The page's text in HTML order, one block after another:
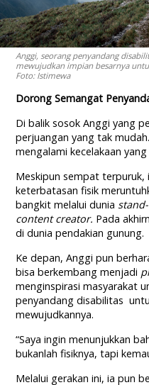
Anggi, seorang penyandang
mewujudkan impian besarnya
Foto: Istimewa
Dorong Semangat
Di balik sosok Anggi yang
perjuangan yang tak
mengalami kecelakaan
Meskipun sempat terpuruk,
keterbatasan fisik
bangkit melalui dunia
content creator. Pada
di dunia pendakian gunung.
Ke depan, Anggi pun
bisa berkembang menjadi
menginspirasi masyarakat
penyandang disabilitas
mewujudkannya.
“Saya ingin menunjukkan
bukanlah fisiknya, tapi
Melalui gerakan ini, ia pun